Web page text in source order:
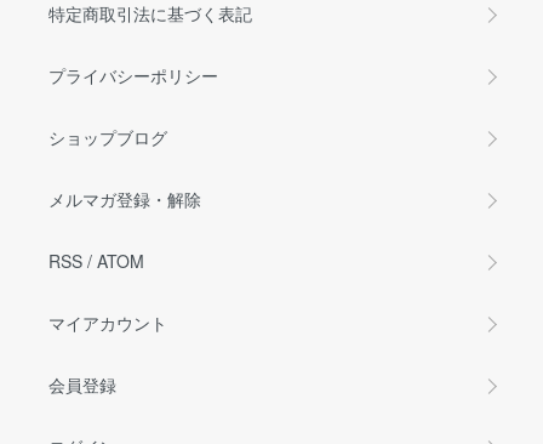
特定商取引法に基づく表記
プライバシーポリシー
ショップブログ
メルマガ登録・解除
RSS / ATOM
マイアカウント
会員登録